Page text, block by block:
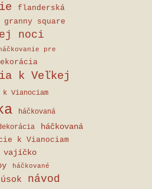
flanderská
granny square
noci
háčkovanie pre
k Veľkej
k Vianociam
háčkovaná
háčkovaná
k Vianociam
vajíčko
háčkované
návod